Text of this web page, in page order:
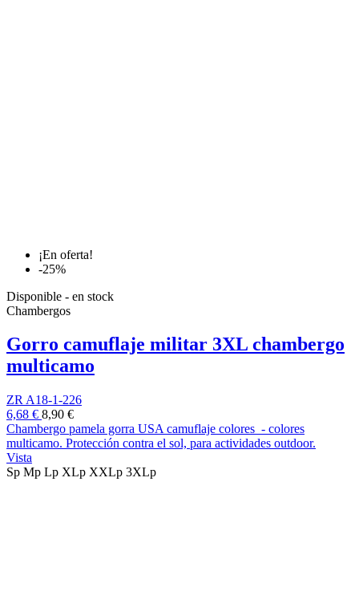
¡En oferta!
-25%
Disponible - en stock
Chambergos
Gorro camuflaje militar 3XL chambergo
multicamo
ZR A18-1-226
6,68 € 8,90 €
Chambergo pamela gorra USA camuflaje colores - colores
multicamo. Protección contra el sol, para actividades outdoor.
Vista
Sp Mp Lp XLp XXLp 3XLp